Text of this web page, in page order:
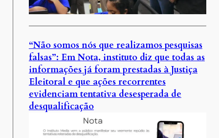
“Não somos nós que realizamos pesquisas
falsas”: Em Nota, instituto diz que todas as
informações já foram prestadas à Justiça
Eleitoral e que ações recorrentes
evidenciam tentativa desesperada de
desqualificação